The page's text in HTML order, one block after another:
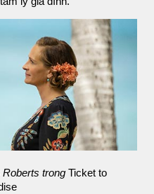
trongTicket to